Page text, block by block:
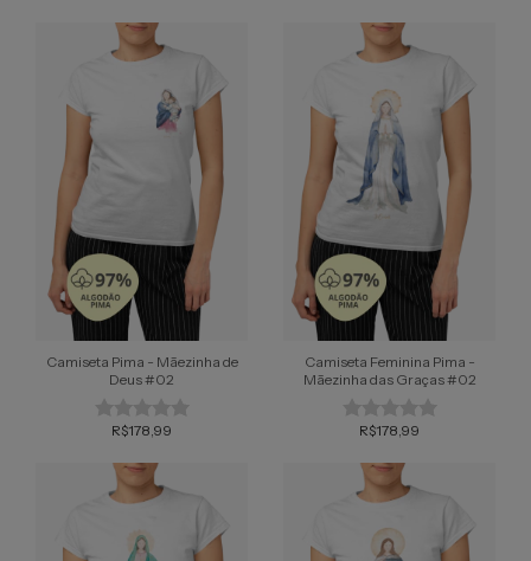
Camiseta Pima - Mãezinha de
Deus #02
R$178,99
Camiseta Feminina Pima -
Mãezinha das Graças #02
R$178,99